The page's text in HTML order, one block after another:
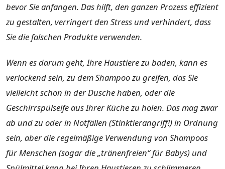
bevor Sie anfangen. Das hilft, den ganzen Prozess effizient
zu gestalten, verringert den Stress und verhindert, dass
Sie die falschen Produkte verwenden.
Wenn es darum geht, Ihre Haustiere zu baden, kann es
verlockend sein, zu dem Shampoo zu greifen, das Sie
vielleicht schon in der Dusche haben, oder die
Geschirrspülseife aus Ihrer Küche zu holen. Das mag zwar
ab und zu oder in Notfällen (Stinktierangriff!) in Ordnung
sein, aber die regelmäßige Verwendung von Shampoos
für Menschen (sogar die „tränenfreien“ für Babys) und